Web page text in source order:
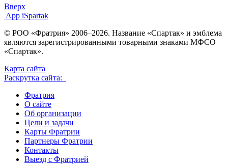
Вверх
App iSpartak
© РОО «Фратрия» 2006–2026. Название «Спартак» и эмблема
являются зарегистрированными товарными знаками МФСО
«Спартак».
Карта сайта
Раскрутка сайта:
Фратрия
О сайте
Об организации
Цели и задачи
Карты Фратрии
Партнеры Фратрии
Контакты
Выезд с Фратрией